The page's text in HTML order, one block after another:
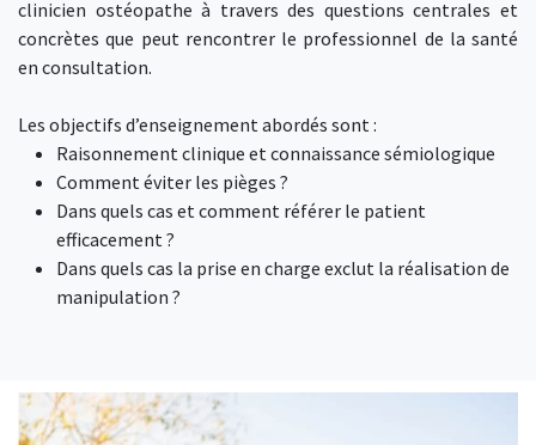
clinicien ostéopathe à travers des questions centrales et
concrètes que peut rencontrer le professionnel de la santé
en consultation.
Les objectifs d’enseignement abordés sont :
Raisonnement clinique et connaissance sémiologique
Comment éviter les pièges ?
Dans quels cas et comment référer le patient
efficacement ?
Dans quels cas la prise en charge exclut la réalisation de
manipulation ?